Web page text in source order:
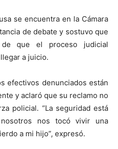
se encuentra en la Cámara
de debate y sostuvo que
de que el proceso judicial
a juicio.
efectivos denunciados están
y aclaró que su reclamo no
policial. “La seguridad está
nos tocó vivir una
a mi hijo”, expresó.